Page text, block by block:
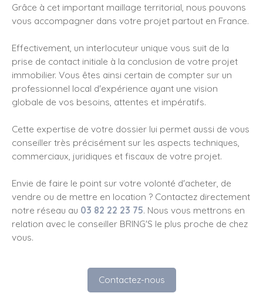
Grâce à cet important maillage territorial, nous pouvons
vous accompagner dans votre projet partout en France.
Effectivement, un interlocuteur unique vous suit de la
prise de contact initiale à la conclusion de votre projet
immobilier. Vous êtes ainsi certain de compter sur un
professionnel local d'expérience ayant une vision
globale de vos besoins, attentes et impératifs.
Cette expertise de votre dossier lui permet aussi de vous
conseiller très précisément sur les aspects techniques,
commerciaux, juridiques et fiscaux de votre projet.
Envie de faire le point sur votre volonté d'acheter, de
vendre ou de mettre en location ? Contactez directement
notre réseau au 03 82 22 23 75. Nous vous mettrons en
relation avec le conseiller BRING'S le plus proche de chez
vous.
Contactez-nous